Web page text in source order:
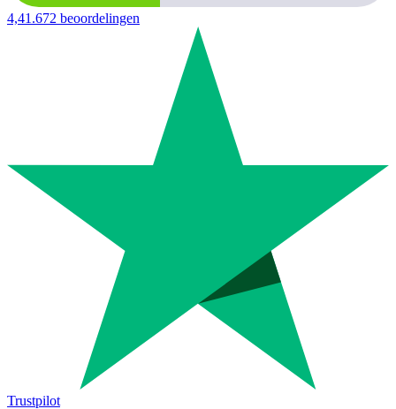
4,41.672 beoordelingen
Trustpilot